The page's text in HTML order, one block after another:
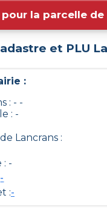
la parcelle de
et PLU
:
: - -
: -
Lancrans :
: -
-
:-